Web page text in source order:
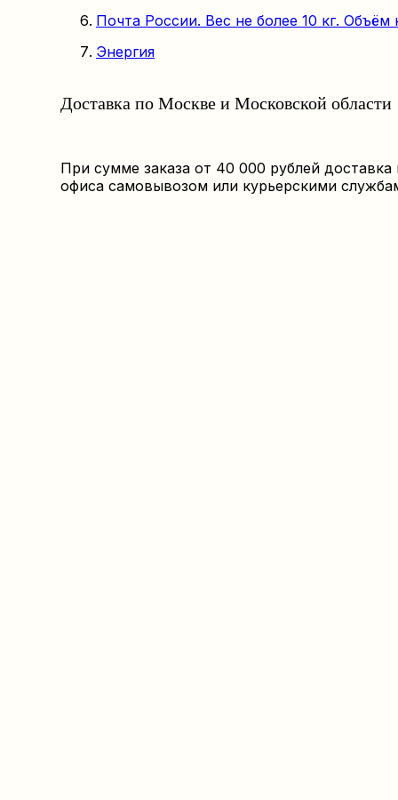
Почта России. Вес не более 10 кг. Объём
Энергия
Доставка по Москве и Московской области
При сумме заказа от 40 000 рублей
офиса самовывозом или курьерскими